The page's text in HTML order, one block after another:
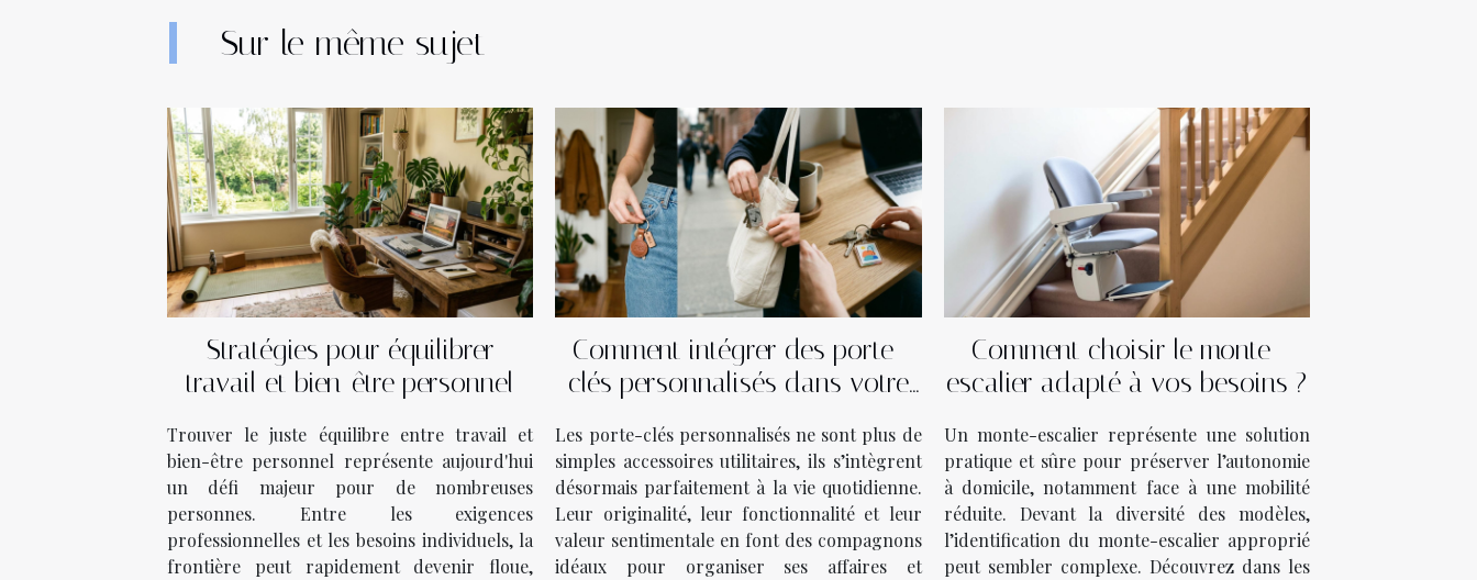
Sur le même sujet
Stratégies pour équilibrer
travail et bien-être personnel
Trouver le juste équilibre entre travail et
bien-être personnel représente aujourd'hui
un défi majeur pour de nombreuses
personnes. Entre les exigences
professionnelles et les besoins individuels, la
frontière peut rapidement devenir floue,
Comment intégrer des porte-
clés personnalisés dans votre
Les porte-clés personnalisés ne sont plus de
simples accessoires utilitaires, ils s’intègrent
désormais parfaitement à la vie quotidienne.
Leur originalité, leur fonctionnalité et leur
valeur sentimentale en font des compagnons
idéaux pour organiser ses affaires et
Comment choisir le monte-
escalier adapté à vos besoins ?
Un monte-escalier représente une solution
pratique et sûre pour préserver l’autonomie
à domicile, notamment face à une mobilité
réduite. Devant la diversité des modèles,
l’identification du monte-escalier approprié
peut sembler complexe. Découvrez dans les